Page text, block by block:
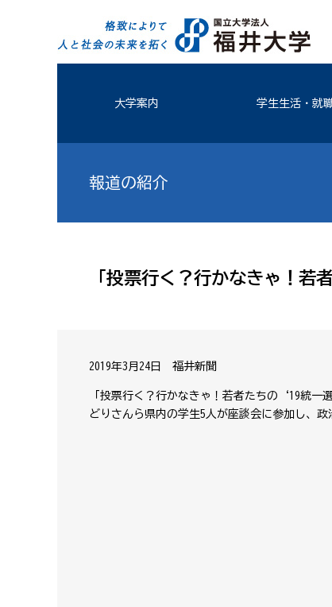
大学案内 学生生活・就
報道の紹介
「投票行く？行かなきゃ！若
2019年3月24日 福井新聞
「投票行く？行かなきゃ！若者たちの‘19統一
どりさんら県内の学生5人が座談会に参加し、